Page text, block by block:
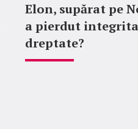
Elon, supărat pe
a pierdut
dreptate?